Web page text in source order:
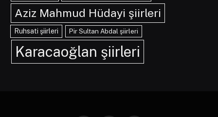
Aziz Mahmud Hüdayi şiirleri
Ruhsati şiirleri Pir Sultan Abdal şiirleri
Karacaoğlan şiirleri